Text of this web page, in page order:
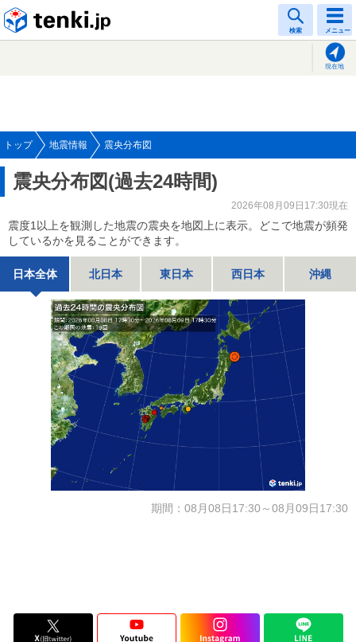
検索 メニュー
現在地
トップ 地震情報 震央分布図
震央分布図(過去24時間)
2026年08月09日17:30現在
震度1以上を観測した地震の震央を地図上に表示。どこで地震が頻発
しているかを見ることができます。
日本全体 北日本 東日本 西日本 沖縄
期間：08月08日17:30～08月09日17:30